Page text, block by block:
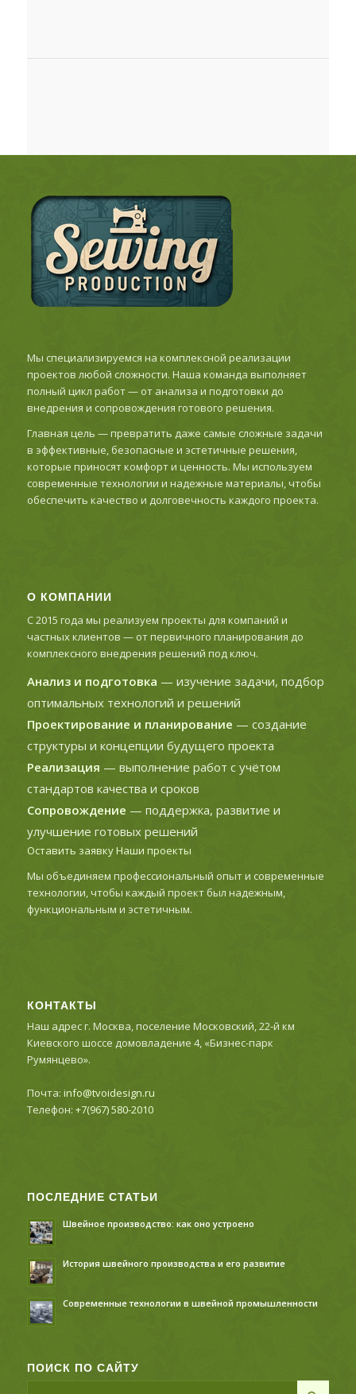
Мы специализируемся на комплексной реализации
проектов любой сложности. Наша команда выполняет
полный цикл работ — от анализа и подготовки до
внедрения и сопровождения готового решения.
Главная цель — превратить даже самые сложные задачи
в эффективные, безопасные и эстетичные решения,
которые приносят комфорт и ценность. Мы используем
современные технологии и надежные материалы, чтобы
обеспечить качество и долговечность каждого проекта.
О КОМПАНИИ
С 2015 года мы реализуем проекты для компаний и
частных клиентов — от первичного планирования до
комплексного внедрения решений под ключ.
Анализ и подготовка — изучение задачи, подбор
оптимальных технологий и решений
Проектирование и планирование — создание
структуры и концепции будущего проекта
Реализация — выполнение работ с учётом
стандартов качества и сроков
Сопровождение — поддержка, развитие и
улучшение готовых решений
Оставить заявкуНаши проекты
Мы объединяем профессиональный опыт и современные
технологии, чтобы каждый проект был надежным,
функциональным и эстетичным.
КОНТАКТЫ
Наш адрес г. Москва, поселение Московский, 22-й км
Киевского шоссе домовладение 4, «Бизнес-парк
Румянцево».
Почта: info@tvoidesign.ru
Телефон: +7(967) 580-2010
ПОСЛЕДНИЕ СТАТЬИ
Швейное производство: как оно устроено
История швейного производства и его развитие
Современные технологии в швейной промышленности
ПОИСК ПО САЙТУ